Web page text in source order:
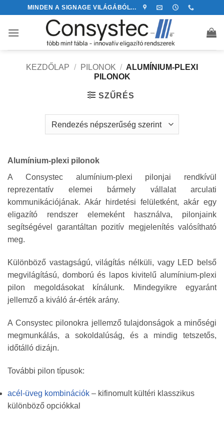
content
MINDEN A SIGNAGE VILÁGÁBÓL...
KEZDŐLAP / PILONOK / ALUMÍNIUM-PLEXI
PILONOK
SZŰRÉS
Alumínium-plexi pilonok
A Consystec alumínium-plexi pilonjai rendkívül
reprezentatív elemei bármely vállalat arculati
kommunikációjának. Akár hirdetési felületként, akár egy
eligazító rendszer elemeként használva, pilonjaink
segítségével garantáltan pozitív megjelenítés valósítható
meg.
Különböző vastagságú, világítás nélküli, vagy LED belső
megvilágítású, domború és lapos kivitelű alumínium-plexi
pilon megoldásokat kínálunk. Mindegyikre egyaránt
jellemző a kiváló ár-érték arány.
A Consystec pilonokra jellemző tulajdonságok a minőségi
megmunkálás, a sokoldalúság, és a mindig tetszetős,
időtálló dizájn.
További pilon típusok:
acél-üveg kombinációk – kifinomult kültéri klasszikus
különböző opciókkal